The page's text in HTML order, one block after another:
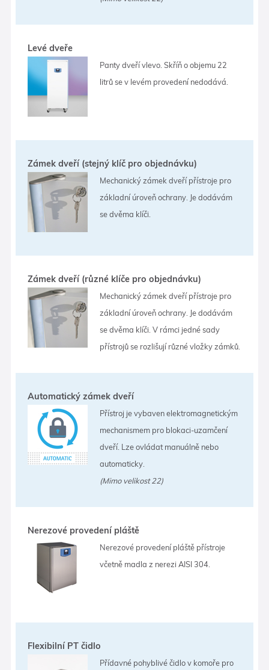
Levé dveře
Panty dveří vlevo. Skříň o objemu 22
litrů se v levém provedení nedodává.
Zámek dveří (stejný klíč pro objednávku)
Mechanický zámek dveří přístroje pro
základní úroveň ochrany. Je dodávám
se dvěma klíči.
Zámek dveří (různé klíče pro objednávku)
Mechanický zámek dveří přístroje pro
základní úroveň ochrany. Je dodávám
se dvěma klíči. V rámci jedné sady
přístrojů se rozlišují různé vložky zámků.
Automatický zámek dveří
Přístroj je vybaven elektromagnetickým
mechanismem pro blokaci-uzamčení
dveří. Lze ovládat manuálně nebo
automaticky.
(Mimo velikost 22)
Nerezové provedení pláště
Nerezové provedení pláště přístroje
včetně madla z nerezi AISI 304.
Flexibilní PT čidlo
Přídavné pohyblivé čidlo v komoře pro